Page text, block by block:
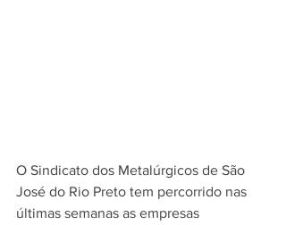
O Sindicato dos Metalúrgicos de São
José do Rio Preto tem percorrido nas
últimas semanas as empresas